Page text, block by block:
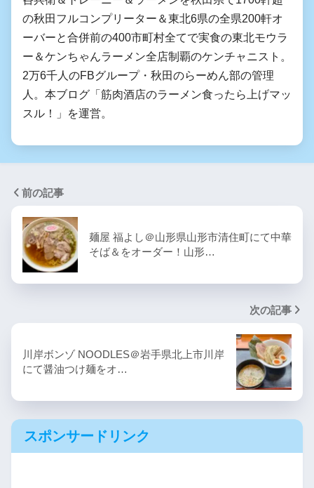
の秋田フルコンプリーター＆東北6県の全県200軒オ
ーバーと合併前の400市町村全てで実食の東北モウラ
ー＆ケンちゃんラーメン全店制覇のケンチャニスト。
2万6千人のFBグループ・秋田のらーめん部の管理
人。本ブログ「筋肉酒店のラーメン食ったら上げマッ
スル！」を運営。
前の記事
麺屋 福よし＠山形県山形市清住町にて中華
そば＆をオーダー！山形…
次の記事
川岸ボンゾ NOODLES＠岩手県北上市川岸
にて醤油つけ麺をオ…
スポンサードリンク